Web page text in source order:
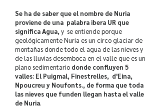
Se ha de saber que el nombre de Nuria
proviene de una palabra ibera UR que
significa Agua, y se entiende porque
geológicamente Nuria es un circo glaciar de
montañas donde todo el agua de las nieves y
de las lluvias desemboca en el valle que es un
plano sedimentario donde confluyen 5
valles: El Puigmal, Finestrelles, d'Eina,
Npoucreu y Noufonts., de forma que toda
las nieves que funden llegan hasta el valle
de Nuria.